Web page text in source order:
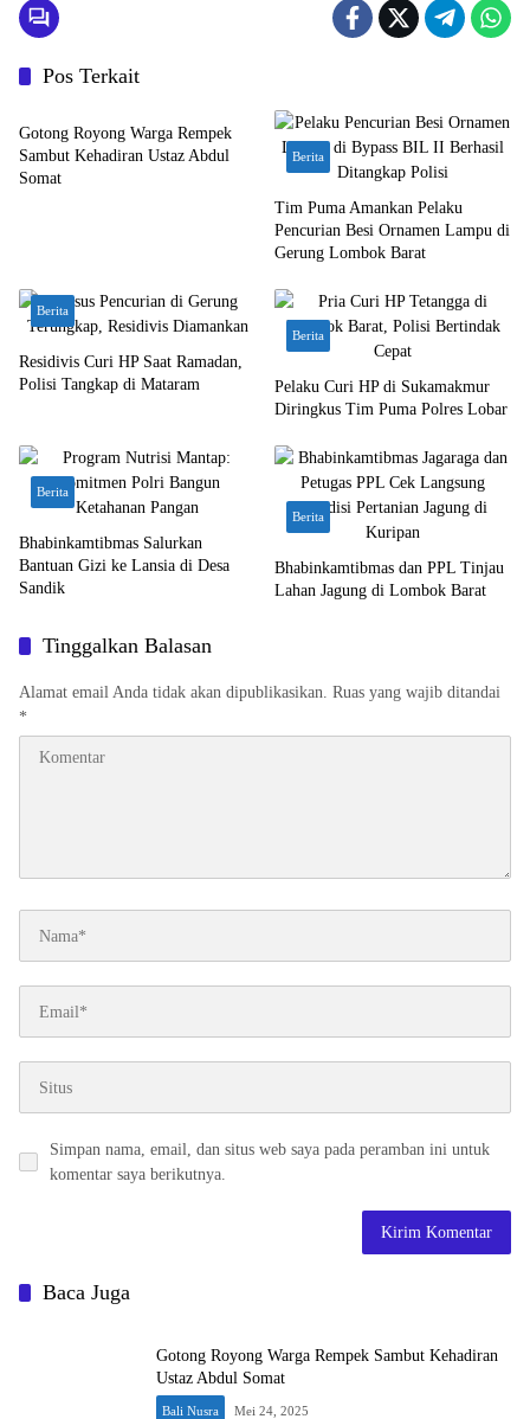
Pos Terkait
Bali Nusra
Gotong Royong Warga Rempek
Sambut Kehadiran Ustaz Abdul
Somat
Berita
Tim Puma Amankan Pelaku
Pencurian Besi Ornamen Lampu di
Gerung Lombok Barat
Berita
Residivis Curi HP Saat Ramadan,
Polisi Tangkap di Mataram
Berita
Pelaku Curi HP di Sukamakmur
Diringkus Tim Puma Polres Lobar
Berita
Bhabinkamtibmas Salurkan
Bantuan Gizi ke Lansia di Desa
Sandik
Berita
Bhabinkamtibmas dan PPL Tinjau
Lahan Jagung di Lombok Barat
Tinggalkan Balasan
Alamat email Anda tidak akan dipublikasikan. Ruas yang wajib ditandai
*
Simpan nama, email, dan situs web saya pada peramban ini untuk
komentar saya berikutnya.
Baca Juga
Gotong Royong Warga Rempek Sambut Kehadiran
Ustaz Abdul Somat
Bali Nusra Mei 24, 2025